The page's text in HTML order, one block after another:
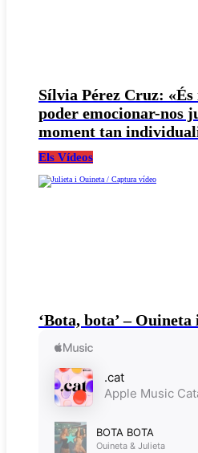
Sílvia Pérez Cruz:
poder emocionar-nos
moment tan
Els Vídeos
‘Bota, bota’ –